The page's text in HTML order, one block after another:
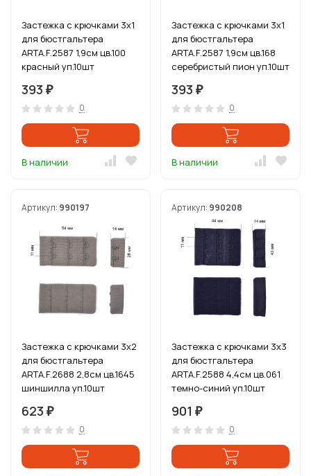
Застежка с крючками 3х1
для бюстгальтера
ARTA.F.2587 1,9см цв.100
красный уп.10шт
393 ₽
0
В наличии
Застежка с крючками 3х1
для бюстгальтера
ARTA.F.2587 1,9см цв.168
серебристый пион уп.10шт
393 ₽
0
В наличии
Артикул: 990197
Застежка с крючками 3х2
для бюстгальтера
ARTA.F.2688 2,8см цв.1645
шиншилла уп.10шт
623 ₽
0
Артикул: 990208
Застежка с крючками 3х3
для бюстгальтера
ARTA.F.2588 4,4см цв.061
темно-синий уп.10шт
901 ₽
0